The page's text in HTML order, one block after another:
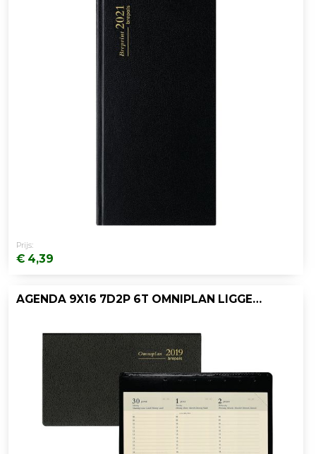
Prijs:
€ 4,39
AGENDA 9X16 7D2P 6T OMNIPLAN LIGGEND ZW